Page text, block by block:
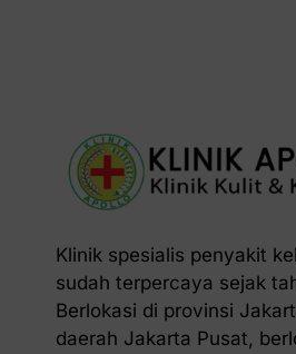
Klinik spesialis penyakit
sudah terpercaya sejak
Berlokasi di provinsi
daerah Jakarta Pusat,